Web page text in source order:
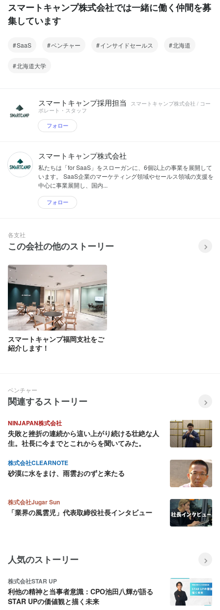
スマートキャンプ株式会社では一緒に働く仲間を募
集しています
SaaS ベンチャー インサイドセールス 北海道
北海道大学
スマートキャンプ採用担当
スマートキャンプ株式会社 / コー
ポレート・スタッフ
フォロー
スマートキャンプ株式会社
私たちは「for SaaS」をスローガンに、6個以上の事業を展開して
います。 SaaS企業のマーケティング領域やセールス領域の支援を
中心に事業展開し、国内...
フォロー
各支社
この会社の他のストーリー
スマートキャンプ福岡支社をご
紹介します！
ベンチャー
関連するストーリー
NINJAPAN株式会社
失敗と挫折の連続から這い上がり続ける壮絶な人
生。社長に今までとこれからを聞いてみた。
株式会社CLEARNOTE
砂漠に水をまけ、雨雲おのずと来たる
株式会社Jugar Sun
「業界の風雲児」代表取締役社長インタビュー
人気のストーリー
株式会社STAR UP
利他の精神と当事者意識：CPO池田八輝が語る
STAR UPの価値観と描く未来